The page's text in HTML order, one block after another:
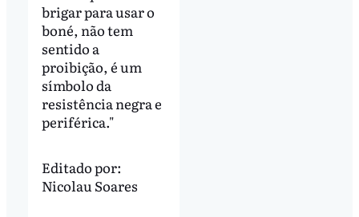
brigar para usar o
boné, não tem
sentido a
proibição, é um
símbolo da
resistência negra e
periférica."
Editado por:
Nicolau Soares